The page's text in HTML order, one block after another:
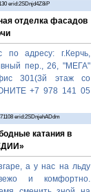
erid:2SDnjd4Z8iP
отделка фасадов
адресу: г.Керчь,
пер., 26, "МЕГА"
301(3й этаж со
+7 978 141 05
erid:2SDnjehADdm
катания в
а у нас на льду
и комфортно.